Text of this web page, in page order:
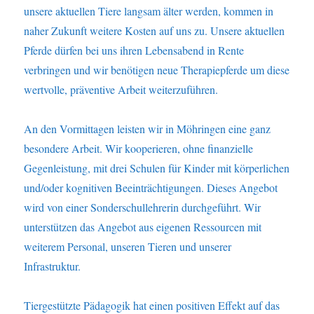
unsere aktuellen Tiere langsam älter werden, kommen in
naher Zukunft weitere Kosten auf uns zu. Unsere aktuellen
Pferde dürfen bei uns ihren Lebensabend in Rente
verbringen und wir benötigen neue Therapiepferde um diese
wertvolle, präventive Arbeit weiterzuführen.
An den Vormittagen leisten wir in Möhringen eine ganz
besondere Arbeit. Wir kooperieren, ohne finanzielle
Gegenleistung, mit drei Schulen für Kinder mit körperlichen
und/oder kognitiven Beeinträchtigungen. Dieses Angebot
wird von einer Sonderschullehrerin durchgeführt. Wir
unterstützen das Angebot aus eigenen Ressourcen mit
weiterem Personal, unseren Tieren und unserer
Infrastruktur.
Tiergestützte Pädagogik hat einen positiven Effekt auf das